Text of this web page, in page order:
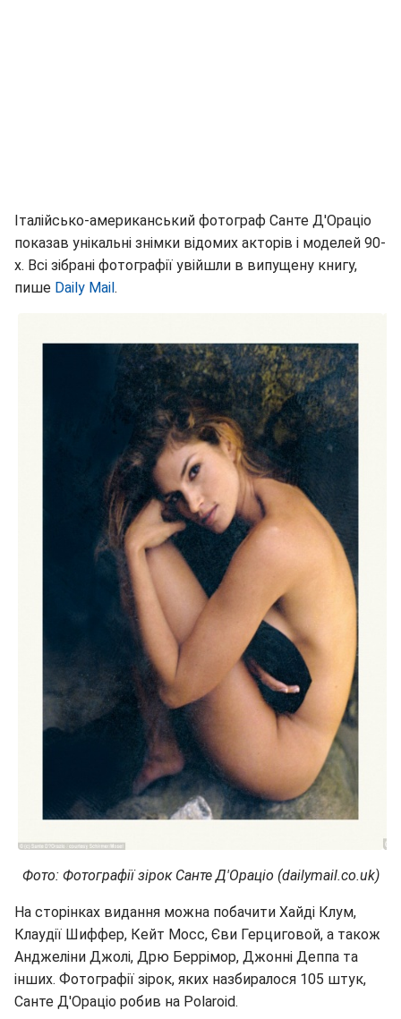
Італійсько-американський фотограф Санте Д'Ораціо
показав унікальні знімки відомих акторів і моделей 90-
х. Всі зібрані фотографії увійшли в випущену книгу,
пише Daily Mail.
Фото: Фотографії зірок Санте Д'Ораціо (dailymail.co.uk)
На сторінках видання можна побачити Хайді Клум,
Клаудії Шиффер, Кейт Мосс, Єви Герциговой, а також
Анджеліни Джолі, Дрю Беррімор, Джонні Деппа та
інших. Фотографії зірок, яких назбиралося 105 штук,
Санте Д'Ораціо робив на Polaroid.